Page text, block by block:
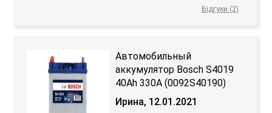
Відгуки (2)
Автомобильный
аккумулятор Bosch S4019
40Ah 330A (0092S40190)
Ирина, 12.01.2021